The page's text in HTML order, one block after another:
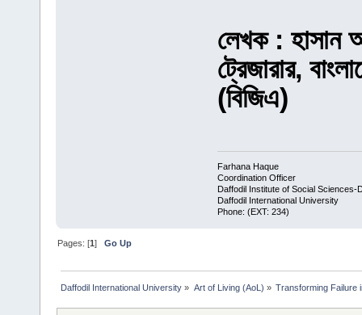
লেখক : হাসান
ট্রেজারার,
(বিজিএ)
Farhana Haque
Coordination Officer
Daffodil Institute of Social Sciences-
Daffodil International University
Phone: (EXT: 234)
Pages: [1]Go Up
Daffodil International University » Art of Living (AoL) » Transforming Failure